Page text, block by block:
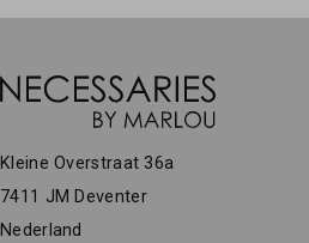
Kleine Overstraat 36a
7411 JM Deventer
Nederland